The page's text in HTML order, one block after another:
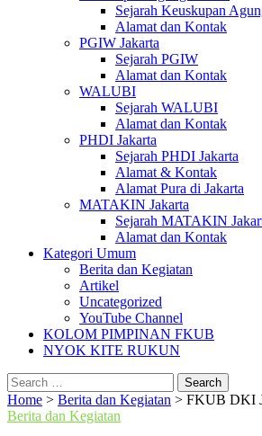
Sejarah Keuskupan
Alamat dan Kontak
PGIW Jakarta
Sejarah PGIW
Alamat dan Kontak
WALUBI
Sejarah WALUBI
Alamat dan Kontak
PHDI Jakarta
Sejarah PHDI Jakarta
Alamat & Kontak
Alamat Pura di Jakarta
MATAKIN Jakarta
Sejarah MATAKIN
Alamat dan Kontak
Kategori Umum
Berita dan Kegiatan
Artikel
Uncategorized
YouTube Channel
KOLOM PIMPINAN FKUB
NYOK KITE RUKUN
Search
for:
Home > Berita dan Kegiatan > FKUB DKI
Berita dan Kegiatan